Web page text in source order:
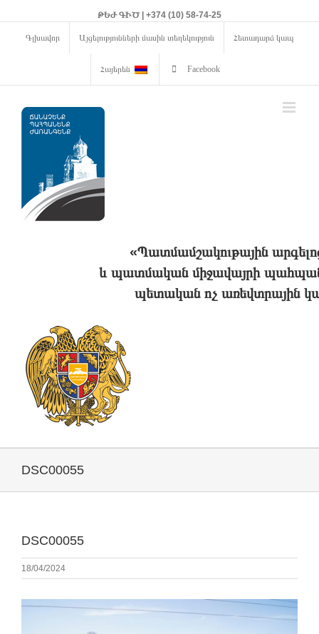
ԹԵԺ ԳԻԾ | +374 (10) 58-74-25
Գլխավոր Այցելությունների մասին տեղեկություն Հետադարձ կապ
Հայերեն Facebook
«Պատմամշակութային
և պատմական միջավայրի
պետական ոչ առեվտրային
DSC00055
DSC00055
18/04/2024